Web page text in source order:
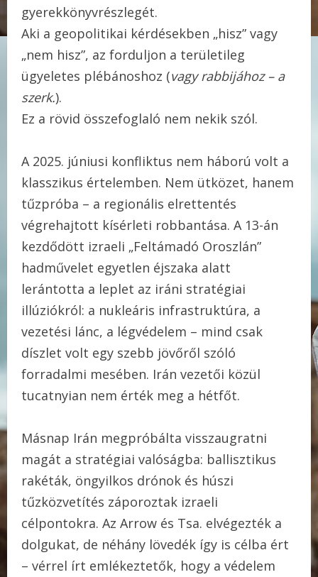
gyerekkönyvrészlegét.
Aki a geopolitikai kérdésekben „hisz” vagy
„nem hisz”, az forduljon a területileg
ügyeletes plébánoshoz (vagy rabbijához – a
szerk.).
Ez a rövid összefoglaló nem nekik szól.
A 2025. júniusi konfliktus nem háború volt a
klasszikus értelemben. Nem ütközet, hanem
tűzpróba – a regionális elrettentés
végrehajtott kísérleti robbantása. A 13-án
kezdődött izraeli „Feltámadó Oroszlán”
hadművelet egyetlen éjszaka alatt
lerántotta a leplet az iráni stratégiai
illúziókról: a nukleáris infrastruktúra, a
vezetési lánc, a légvédelem – mind csak
díszlet volt egy szebb jövőről szóló
forradalmi mesében. Irán vezetői közül
tucatnyian nem érték meg a hétfőt.
Másnap Irán megpróbálta visszaugratni
magát a stratégiai valóságba: ballisztikus
rakéták, öngyilkos drónok és húszi
tűzközvetítés záporoztak izraeli
célpontokra. Az Arrow és Tsa. elvégezték a
dolgukat, de néhány lövedék így is célba ért
– vérrel írt emlékeztetők, hogy a védelem